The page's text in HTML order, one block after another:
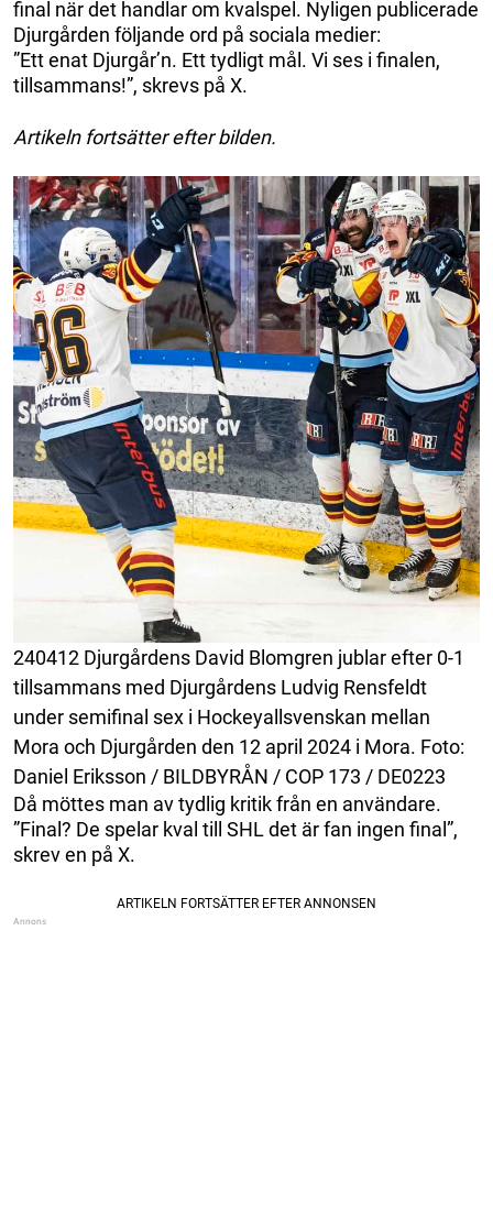
final när det handlar om kvalspel. Nyligen publicerade
Djurgården följande ord på sociala medier:
”Ett enat Djurgår’n. Ett tydligt mål. Vi ses i finalen,
tillsammans!”, skrevs på X.
Artikeln fortsätter efter bilden.
240412 Djurgårdens David Blomgren jublar efter 0-1
tillsammans med Djurgårdens Ludvig Rensfeldt
under semifinal sex i Hockeyallsvenskan mellan
Mora och Djurgården den 12 april 2024 i Mora. Foto:
Daniel Eriksson / BILDBYRÅN / COP 173 / DE0223
Då möttes man av tydlig kritik från en användare.
”Final? De spelar kval till SHL det är fan ingen final”,
skrev en på X.